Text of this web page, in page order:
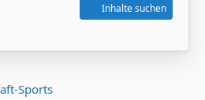
Inhalte suchen